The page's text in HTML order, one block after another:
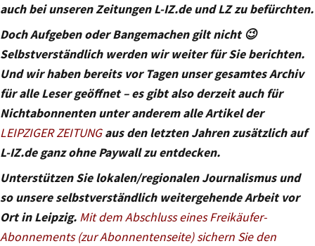
auch bei unseren Zeitungen L-IZ.de und LZ zu befürchten.
Doch Aufgeben oder Bangemachen gilt nicht 😉
Selbstverständlich werden wir weiter für Sie berichten.
Und wir haben bereits vor Tagen unser gesamtes Archiv
für alle Leser geöffnet – es gibt also derzeit auch für
Nichtabonnenten unter anderem alle Artikel der
LEIPZIGER ZEITUNGaus den letzten Jahren zusätzlich auf
L-IZ.de ganz ohne Paywall zu entdecken.
Unterstützen Sie lokalen/regionalen Journalismus und
so unsere selbstverständlich weitergehende Arbeit vor
Ort in Leipzig. Mit dem Abschluss eines Freikäufer-
Abonnements (zur Abonnentenseite) sichern Sie den